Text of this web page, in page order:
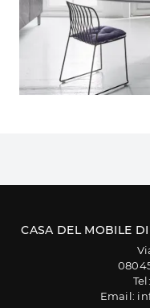
CASA DEL MOBILE
Email: